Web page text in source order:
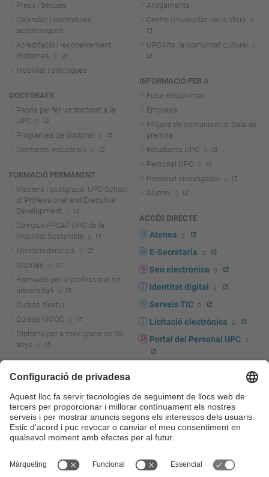
Preus i beques
Calendari i normatives
acadèmiques
Acreditació i reconeixement
d'idiomes
Mobilitat i pràctiques
DOCTORATS
Raons per fer un doctorat a la
UPC
Programes de doctorat
Doctorats industrials
FORMACIÓ PERMANENT
Màsters i postgraus. UPC School
of Professional and Executive
Development
Campus FPCAT-UPC de la
Mobilitat Sostenible
Microcredencials
Idiomes
Formació per al professorat no
universitari
Cursos d'estiu
Cursos MOOC
Diploma per a més grans de 55
anys
Actualitat R+D+I
La recerca a la UPC
La transferència, l'emprenedoria i
la innovació a la UPC
Foment i suport a la recerca
transferència, l'emprenedoria i la
Allotjaments
Centre Universitari de la Visió
UPCArts, la comunitat cultural
INFORMACIÓ PER A
Futur estudiantat
Empresa
Mitjans de comunicació. Sala de
premsa
Estudiants UPC
Personal UPC
Personal investigador
Alumni
ACCÉS DIRECTE
Atenea
E-Secretaria
Seu electrònica
Identitat digital
Serveis TIC
Licitació electrònica
Portal del Personal UPC
UPCshop, marxandatge
Sala de premsa
Seguretat i salut
Autoprotecció i emergències